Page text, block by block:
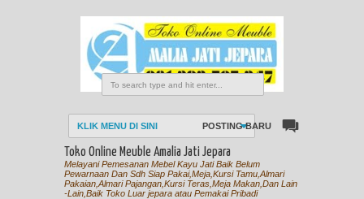
KLIK MENU DI SINI POSTING BARU
Toko Online Meuble Amalia Jati Jepara
Melayani Pemesanan Mebel Kayu Jati Baik Belum
Pewarnaan Dan Sdh Siap Pakai,Meja,Kursi Tamu,Almari
Pakaian,Almari Pajangan,Kursi Teras,Meja Makan,Dan Lain
-Lain,Baik Toko Luar jepara atau Pemakai Pribadi